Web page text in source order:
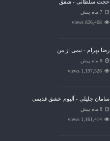
حجت سلطانی - شفق
7 ماه پیش
626,408 views
رضا بهرام - نیمی از من
8 ماه پیش
1,197,526 views
سامان جلیلی - آلبوم عشق قدیمی
8 ماه پیش
1,161,414 views